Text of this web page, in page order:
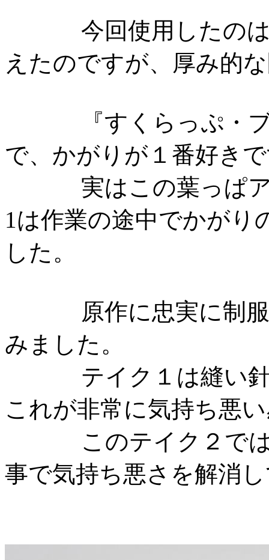
今回使用したのは
えたのですが、厚み的
『すくらっぷ・ブ
で、かがりが１番好き
実はこの葉っぱア
1は作業の途中でかがり
した。
原作に忠実に制服
みました。
テイク１は縫い針
これが非常に気持ち悪
このテイク２では
事で気持ち悪さを解消